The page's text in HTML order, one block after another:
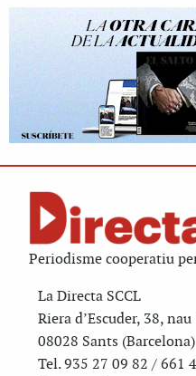
Periodisme cooperatiu
La Directa SCCL
Riera d’Escuder, 38,
08028 Sants (Barcelona)
Tel. 935 27 09 82 / 661